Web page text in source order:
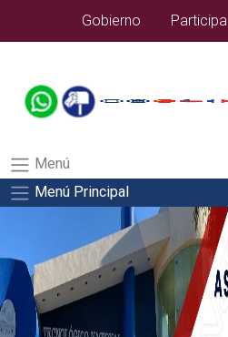
alumnos/residenciasSalida del comando:
Gobierno Participa
Menú
Menú Principal